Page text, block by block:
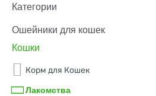
рыба
сыр
треска
тунец
Категории
Ошейники для кошек
Кошки
Корм для Кошек
Лакомства